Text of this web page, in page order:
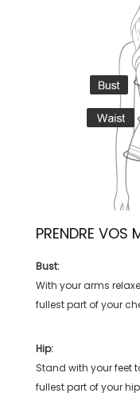
PRENDRE VOS
Bust:
With your arms
fullest part of your
Hip:
Stand with your feet
fullest part of your